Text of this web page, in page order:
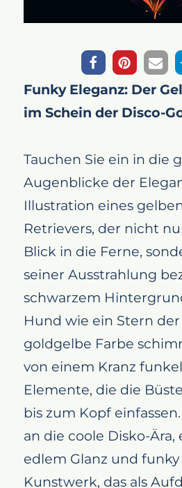
Funky Eleganz: Der
im Schein der Disco-
Tauchen Sie ein in die
Augenblicke der
Illustration eines
Retrievers, der nicht
Blick in die Ferne,
seiner Ausstrahlung
schwarzem
Hund wie ein Stern
goldgelbe Farbe
von einem Kranz
Elemente, die die
bis zum Kopf
an die coole Disko-Ära,
edlem Glanz und funky
Kunstwerk, das als